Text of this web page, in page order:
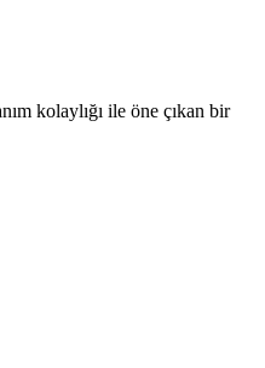
kolaylığı ile öne çıkan bir